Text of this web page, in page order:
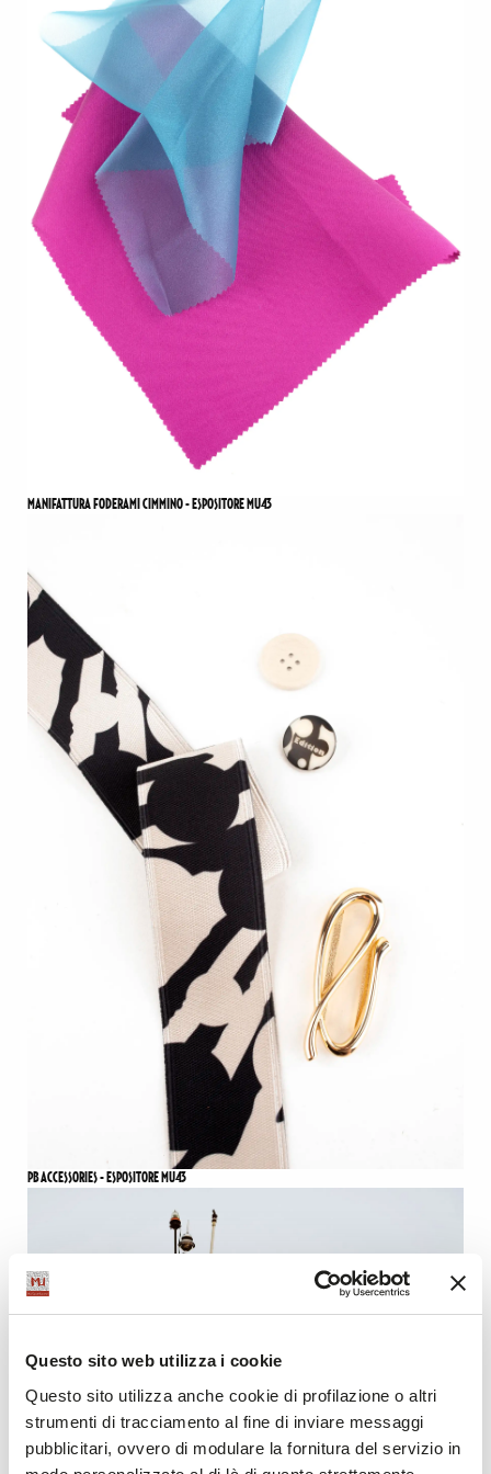
Questo sito web utilizza i cookie
Questo sito utilizza anche cookie di profilazione o altri
strumenti di tracciamento al fine di inviare messaggi
pubblicitari, ovvero di modulare la fornitura del servizio in
MANIFATTURA FODERAMI CIMMINO - ESPOSITORE MU43
PB ACCESSORIES - ESPOSITORE MU43